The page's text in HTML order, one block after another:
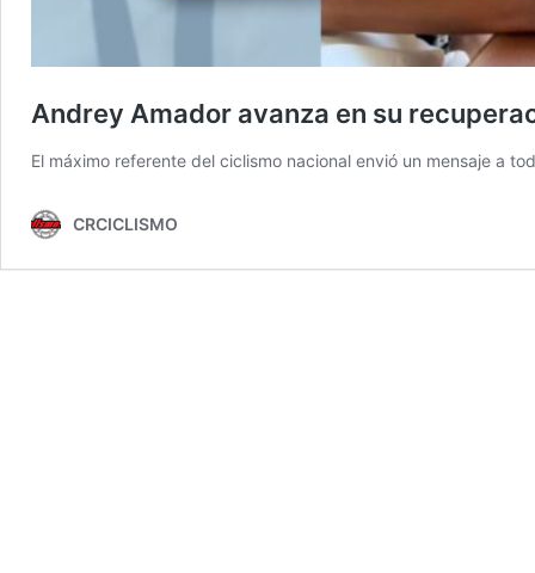
Andrey Amador avanza en su
El máximo referente del ciclismo nacional envió un mensaje a
CRCICLISMO